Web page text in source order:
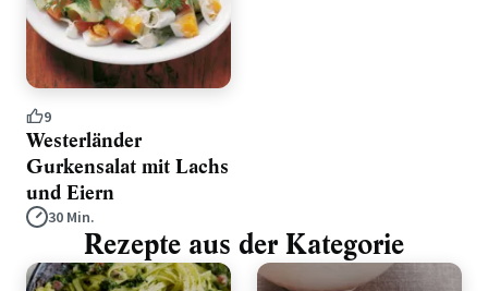
9
Westerländer
Gurkensalat mit Lachs
und Eiern
30 Min.
Rezepte aus der Kategorie